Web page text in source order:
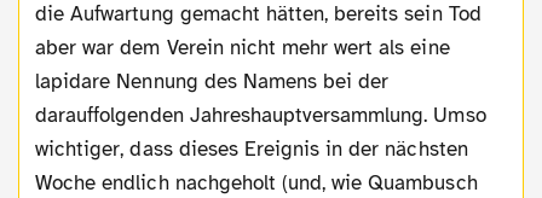
die Aufwartung gemacht hätten, bereits sein Tod
aber war dem Verein nicht mehr wert als eine
lapidare Nennung des Namens bei der
darauffolgenden Jahreshauptversammlung. Umso
wichtiger, dass dieses Ereignis in der nächsten
Woche endlich nachgeholt (und, wie Quambusch